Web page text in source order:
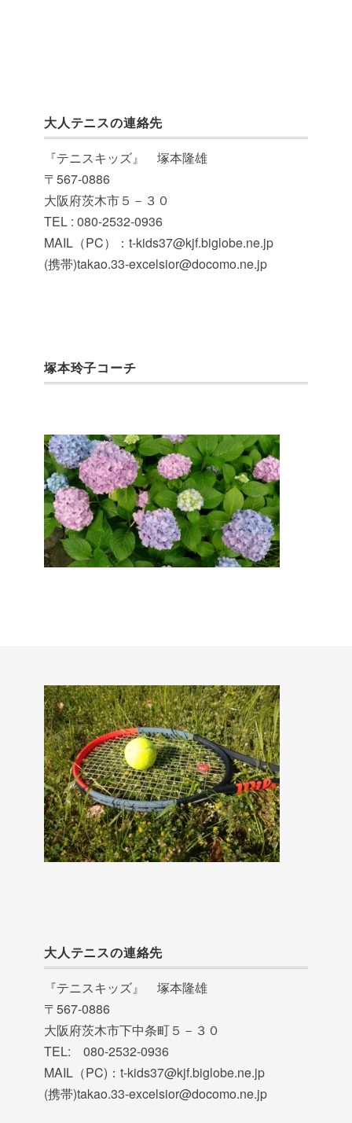
大人テニスの連絡先
『テニスキッズ』 塚本隆雄
〒567-0886
大阪府茨木市５－３０
TEL : 080-2532-0936
MAIL（PC）：t-kids37@kjf.biglobe.ne.jp
(携帯)takao.33-excelsior@docomo.ne.jp
塚本玲子コーチ
大人テニスの連絡先
『テニスキッズ』 塚本隆雄
〒567-0886
大阪府茨木市下中条町５－３０
TEL: 080-2532-0936
MAIL（PC)：t-kids37@kjf.biglobe.ne.jp
(携帯)takao.33-excelsior@docomo.ne.jp